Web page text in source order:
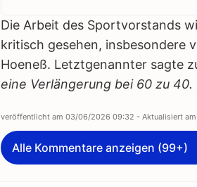
Die Arbeit des Sportvorstands
kritisch gesehen, insbesondere
Hoeneß. Letztgenannter sagte
eine Verlängerung bei 60 zu
veröffentlicht am 03/06/2026 09:32 - Aktualisiert am
Alle Kommentare anzeigen (99+)